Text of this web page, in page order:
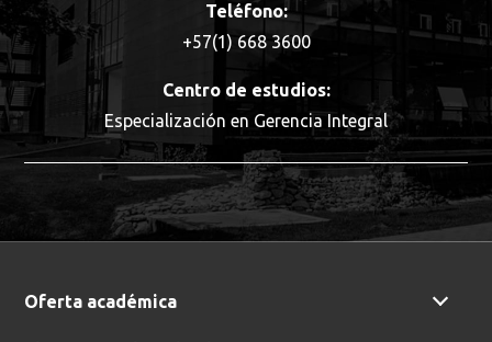
Teléfono:
+57(1) 668 3600
Centro de estudios:
Especialización en Gerencia Integral
Busca en la escuela
Oferta académica